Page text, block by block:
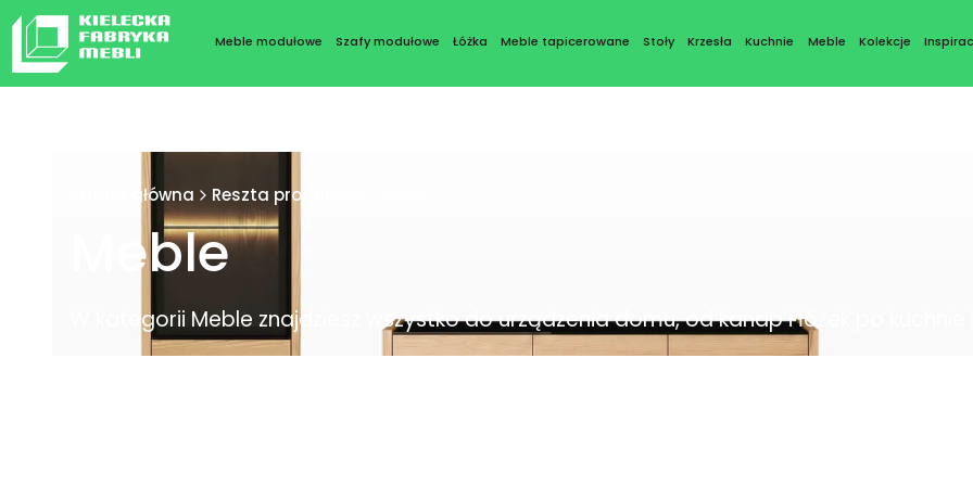
Meble modułowe Szafy modułowe Łóżka Meble tapicerowane Stoły Krzesła Kuchnie Meble Kolekcje
Strona główna Reszta produktów
Meble
W kategorii Meble znajdziesz wszystko do urządzenia domu, od kanap i łóżek po kuchnie